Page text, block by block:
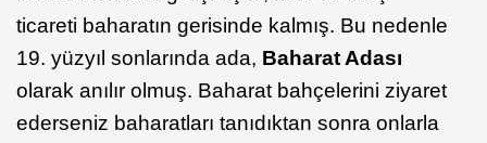
ticareti baharatın gerisinde kalmış. Bu nedenle
19. yüzyıl sonlarında ada, Baharat Adası
olarak anılır olmuş. Baharat bahçelerini ziyaret
ederseniz baharatları tanıdıktan sonra onlarla